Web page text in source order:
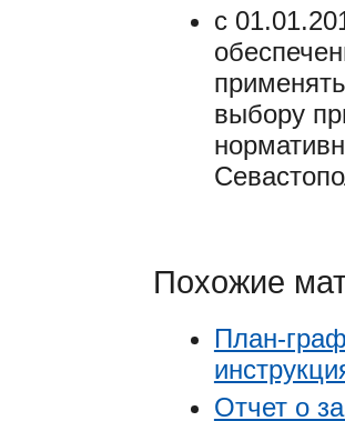
с
выбору
Похожие
План-
Отчет о